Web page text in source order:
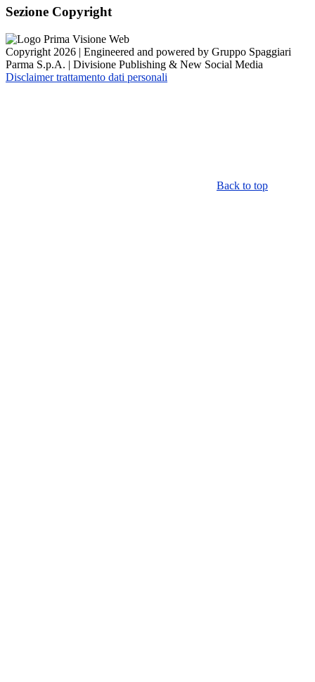
Sezione Copyright
Copyright 2026 | Engineered and powered by Gruppo Spaggiari
Parma S.p.A. | Divisione Publishing & New Social Media
Disclaimer trattamento dati personali
Back to top